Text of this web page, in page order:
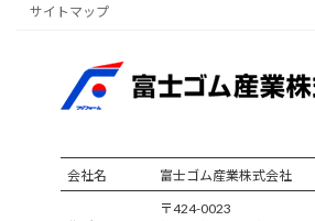
サイトマップ
会社名 富士ゴム産業株式会社
〒424-0023